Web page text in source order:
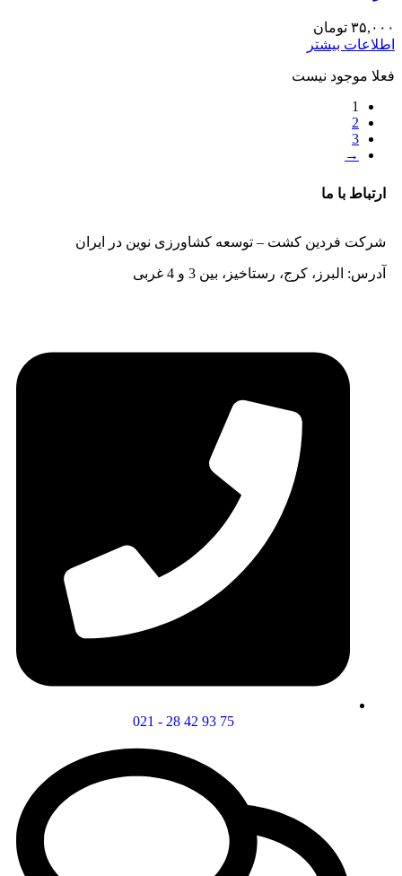
۳۵,۰۰۰ تومان
اطلاعات بیشتر
فعلا موجود نیست
1
2
3
→
ارتباط با ما
شرکت فردین کشت – توسعه کشاورزی نوین در ایران
آدرس: البرز، کرج، رستاخیز، بین 3 و 4 غربی
75 93 42 28 - 021